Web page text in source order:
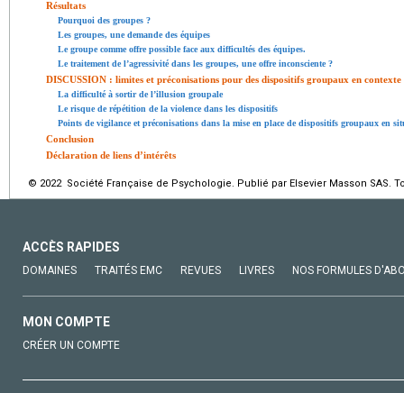
Résultats
Pourquoi des groupes ?
Les groupes, une demande des équipes
Le groupe comme offre possible face aux difficultés des équipes.
Le traitement de l’agressivité dans les groupes, une offre inconsciente ?
DISCUSSION : limites et préconisations pour des dispositifs groupaux en contexte
La difficulté à sortir de l’illusion groupale
Le risque de répétition de la violence dans les dispositifs
Points de vigilance et préconisations dans la mise en place de dispositifs groupaux en
Conclusion
Déclaration de liens d’intérêts
© 2022 Société Française de Psychologie. Publié par Elsevier Masson SAS.
ACCÈS RAPIDES
DOMAINES TRAITÉS EMC REVUES LIVRES NOS FORMULES
MON COMPTE
CRÉER UN COMPTE